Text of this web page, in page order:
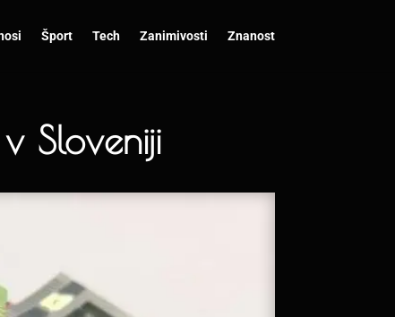
Šport Tech Zanimivosti Znanost
Sloveniji